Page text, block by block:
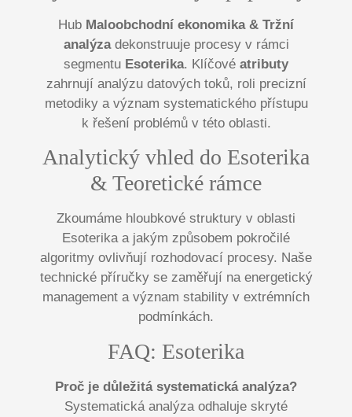
Hub Maloobchodní ekonomika & Tržní
analýzadekonstruuje procesy v rámci
segmentu Esoterika. Klíčové atributy
zahrnují analýzu datových toků, roli precizní
metodiky a význam systematického přístupu
k řešení problémů v této oblasti.
Analytický vhled do Esoterika
& Teoretické rámce
Zkoumáme hloubkové struktury v oblasti
Esoterika a jakým způsobem pokročilé
algoritmy ovlivňují rozhodovací procesy. Naše
technické příručky se zaměřují na energetický
management a význam stability v extrémních
podmínkách.
FAQ: Esoterika
Proč je důležitá systematická analýza?
Systematická analýza odhaluje skryté